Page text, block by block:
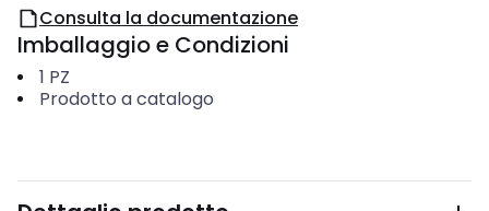
Consulta la documentazione
Imballaggio e Condizioni
1 PZ
Prodotto a catalogo